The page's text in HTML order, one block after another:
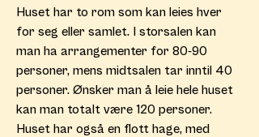
Huset har to rom som kan leies hver
for seg eller samlet. I storsalen kan
man ha arrangementer for 80-90
personer, mens midtsalen tar inntil 40
personer. Ønsker man å leie hele huset
kan man totalt være 120 personer.
Huset har også en flott hage, med